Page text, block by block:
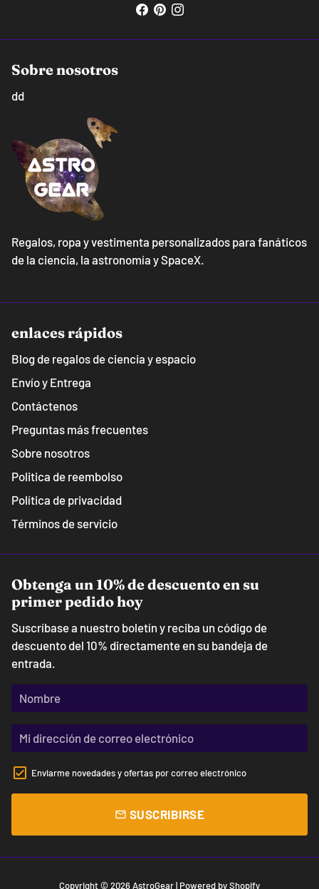
Sobre nosotros
dd
Regalos, ropa y vestimenta personalizados para fanáticos
de la ciencia, la astronomía y SpaceX.
enlaces rápidos
Blog de regalos de ciencia y espacio
Envío y Entrega
Contáctenos
Preguntas más frecuentes
Sobre nosotros
Politica de reembolso
Política de privacidad
Términos de servicio
Obtenga un 10% de descuento en su
primer pedido hoy
Suscríbase a nuestro boletín y reciba un código de
descuento del 10% directamente en su bandeja de
entrada.
Enviarme novedades y ofertas por correo electrónico
email SUSCRIBIRSE
Copyright © 2026AstroGear| Powered byShopify